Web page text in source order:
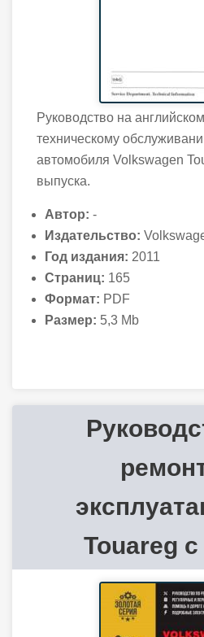
Руководство на
техническому
автомобиля Volkswagen
выпуска.
Автор: -
Издательство:
Год издания: 2011
Страниц: 165
Формат: PDF
Размер: 5,3 Mb
Touareg с